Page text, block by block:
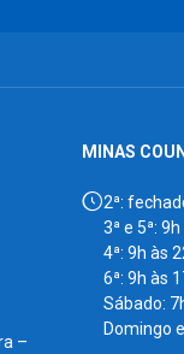
–
MINAS
2ª:
3ª e 5ª:
4ª: 9h às
6ª: 9h às
Sábado:
Domingo